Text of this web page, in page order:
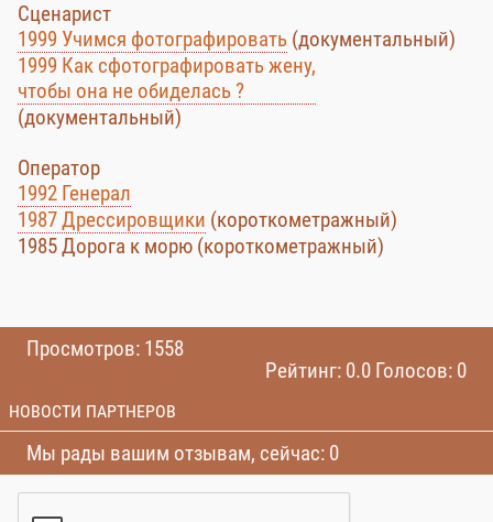
Сценарист
1999 Учимся фотографировать (документальный)
1999 Как сфотографировать жену,
чтобы она не обиделась ?
(документальный)
Оператор
1992 Генерал
1987 Дрессировщики (короткометражный)
1985 Дорога к морю (короткометражный)
Просмотров: 1558
Рейтинг: 0.0 Голосов: 0
НОВОСТИ ПАРТНЕРОВ
Мы рады вашим отзывам, сейчас: 0